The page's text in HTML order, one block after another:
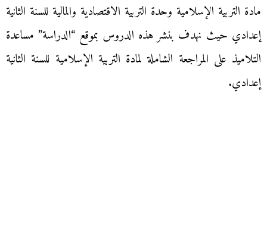
مادة التربية الإسلامية وحدة التربية الاقتصادية والمالية للسنة الثانية
إعدادي حيث نهدف بنشر هذه الدروس بموقع “الدراسة” مساعدة
التلاميذ على المراجعة الشاملة لمادة التربية الإسلامية للسنة الثانية
إعدادي.